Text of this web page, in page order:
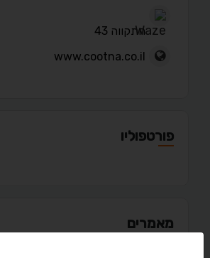
התקווה 43
www.cootna.co.il
פורטפוליו
מאמרים